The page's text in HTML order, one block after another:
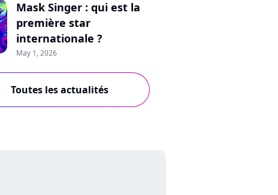
Mask Singer : qui est la
première star
internationale ?
May 1, 2026
Toutes les actualités